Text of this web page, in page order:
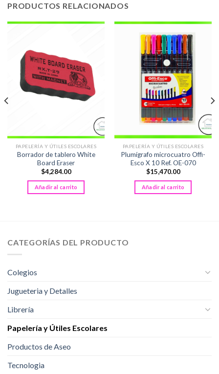
PRODUCTOS RELACIONADOS
PAPELERÍA Y ÚTILES ESCOLARES
Borrador de tablero White
Board Eraser
$4,284.00
Añadir al carrito
PAPELERÍA Y ÚTILES ESCOLARES
Plumígrafo microcuatro Offi-
Esco X 10 Ref. OE-070
$15,470.00
Añadir al carrito
CATEGORÍAS DEL PRODUCTO
Colegios
Jugueteria y Detalles
Librería
Papelería y Útiles Escolares
Productos de Aseo
Tecnologia